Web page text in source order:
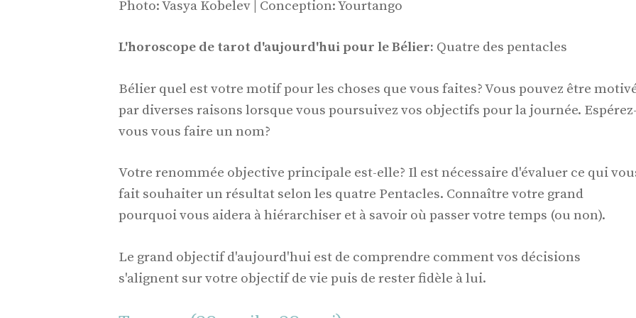
Photo: Vasya Kobelev | Conception: Yourtango
L'horoscope de tarot d'aujourd'hui pour le Bélier: Quatre des pentacles
Bélier quel est votre motif pour les choses que vous faites? Vous pouvez être
par diverses raisons lorsque vous poursuivez vos objectifs pour la journée. Espérez-
vous vous faire un nom?
Votre renommée objective principale est-elle? Il est nécessaire d'évaluer ce qui
fait souhaiter un résultat selon les quatre Pentacles. Connaître votre grand
pourquoi vous aidera à hiérarchiser et à savoir où passer votre temps (ou non).
Le grand objectif d'aujourd'hui est de comprendre comment vos décisions
s'alignent sur votre objectif de vie puis de rester fidèle à lui.